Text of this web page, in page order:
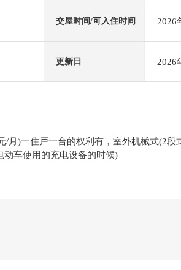
交屋时间/可入住时间 2026
更新日 2026
/月)一住戸一台的权利有，室外机械式(2段
动车使用的充电设备的时候)